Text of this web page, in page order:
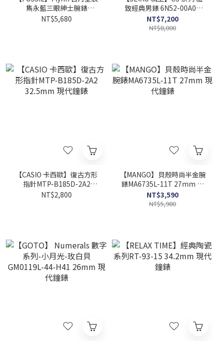
雋永藍三眼紳士腕錶
BQM7087 48mm 現代鐘錶
NT$5,680
致經典男錶 6N52-00A0B
39mm 現代鐘錶
NT$7,200
NT$8,000
【CASIO 卡西歐】復古方形
指針MTP-B185D-2A2
32.5mm 現代鐘錶
NT$2,800
【MANGO】貝殼時尚半金腕
錶MA6735L-11T 27mm 現
代鐘錶
NT$3,590
NT$5,980